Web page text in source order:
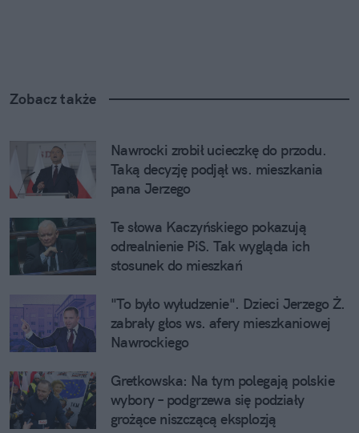
Zobacz także
Nawrocki zrobił ucieczkę do przodu.
Taką decyzję podjął ws. mieszkania
pana Jerzego
Te słowa Kaczyńskiego pokazują
odrealnienie PiS. Tak wygląda ich
stosunek do mieszkań
"To było wyłudzenie". Dzieci Jerzego Ż.
zabrały głos ws. afery mieszkaniowej
Nawrockiego
Gretkowska: Na tym polegają polskie
wybory – podgrzewa się podziały
grożące niszczącą eksplozją